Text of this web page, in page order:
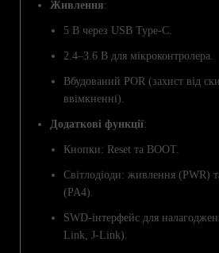
Живлення:
5 В через USB Type-C.
2.4–3.6 В для мікроконтролера.
Вбудований POR (захист від
ввімкненні).
Додаткові функції:
Кнопки: Reset та BOOT.
Світлодіоди: живлення (PWR)
(PA4).
SWD-інтерфейс для
Link, J-Link).